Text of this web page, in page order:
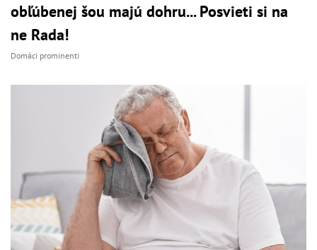
obľúbenej šou majú dohru... Posvieti si na
ne Rada!
Domáci prominenti